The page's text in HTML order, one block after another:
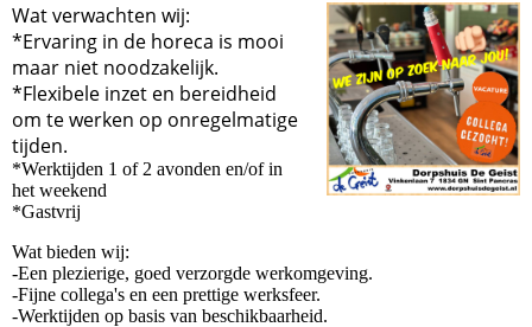
Wat verwachten wij:
*Ervaring in de horeca is mooi
maar niet noodzakelijk.
*Flexibele inzet en bereidheid
om te werken op onregelmatige
tijden.
*Werktijden 1 of 2 avonden en/of in
het weekend
*Gastvrij
Wat bieden wij:
-Een plezierige, goed verzorgde werkomgeving.
-Fijne collega's en een prettige werksfeer.
-Werktijden op basis van beschikbaarheid.